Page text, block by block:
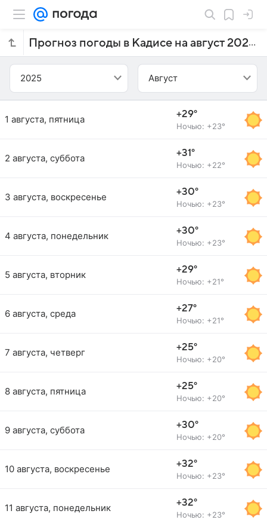
Прогноз погоды в Кадисе на август 2025 года
2025 Август
1 августа, пятница +29°
Ночью: +23°
2 августа, суббота +31°
Ночью: +22°
3 августа, воскресенье +30°
Ночью: +23°
4 августа, понедельник +30°
Ночью: +23°
5 августа, вторник +29°
Ночью: +21°
6 августа, среда +27°
Ночью: +21°
7 августа, четверг +25°
Ночью: +20°
8 августа, пятница +25°
Ночью: +20°
9 августа, суббота +30°
Ночью: +20°
10 августа, воскресенье +32°
Ночью: +23°
11 августа, понедельник +32°
Ночью: +23°